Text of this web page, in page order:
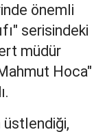
Trabzon
Tunceli
Şanlıurfa
Uşak
Van
önemli
serisindeki
müdür
Hoca"
üstlendiği,